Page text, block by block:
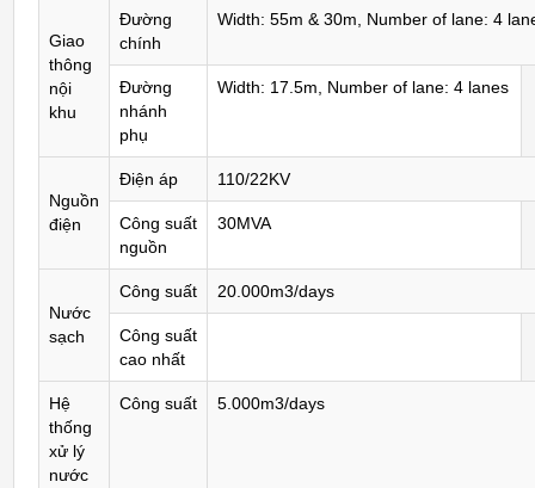
Giao
thông
nội
khu
Đường
chính
Width: 55m & 30m, Number of lane: 4
Đường
nhánh
phụ
Width: 17.5m, Number of lane: 4 lanes
Nguồn
điện
Điện áp 110/22KV
Công suất
nguồn
30MVA
Nước
sạch
Công suất 20.000m3/days
Công suất
cao nhất
Hệ
thống
xử lý
nước
Công suất 5.000m3/days